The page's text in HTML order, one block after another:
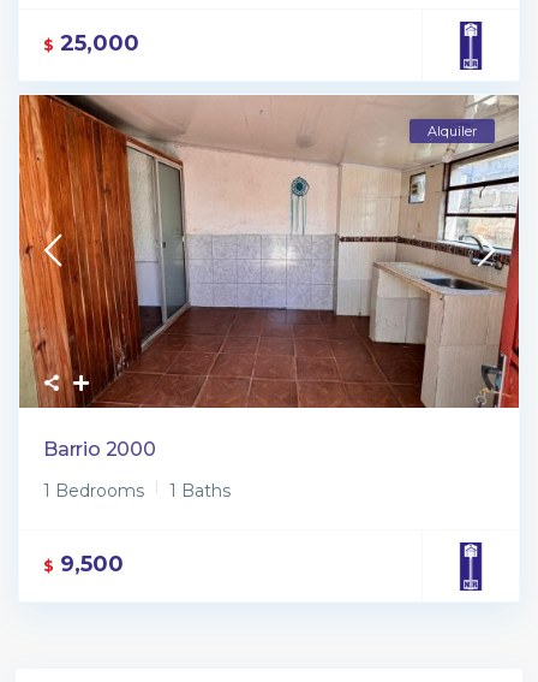
$ 25,000
Alquiler
Barrio 2000
1 Bedrooms 1 Baths
$ 9,500